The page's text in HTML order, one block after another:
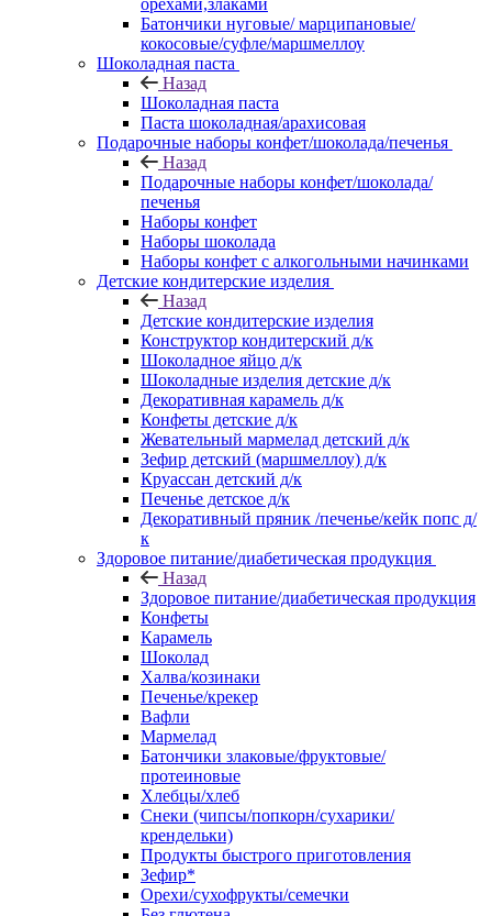
орехами,злаками
Батончики нуговые/ марципановые/
кокосовые/суфле/маршмеллоу
Шоколадная паста
Назад
Шоколадная паста
Паста шоколадная/арахисовая
Подарочные наборы конфет/шоколада/печенья
Назад
Подарочные наборы конфет/шоколада/
печенья
Наборы конфет
Наборы шоколада
Наборы конфет с алкогольными начинками
Детские кондитерские изделия
Назад
Детские кондитерские изделия
Конструктор кондитерский д/к
Шоколадное яйцо д/к
Шоколадные изделия детские д/к
Декоративная карамель д/к
Конфеты детские д/к
Жевательный мармелад детский д/к
Зефир детский (маршмеллоу) д/к
Круассан детский д/к
Печенье детское д/к
Декоративный пряник /печенье/кейк попс д/
к
Здоровое питание/диабетическая продукция
Назад
Здоровое питание/диабетическая продукция
Конфеты
Карамель
Шоколад
Халва/козинаки
Печенье/крекер
Вафли
Мармелад
Батончики злаковые/фруктовые/
протеиновые
Хлебцы/хлеб
Снеки (чипсы/попкорн/сухарики/
крендельки)
Продукты быстрого приготовления
Зефир*
Орехи/сухофрукты/семечки